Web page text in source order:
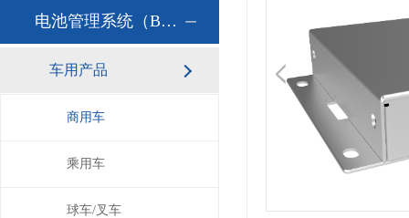
电池管理系统（BMS）
车用产品
商用车
乘用车
球车/叉车